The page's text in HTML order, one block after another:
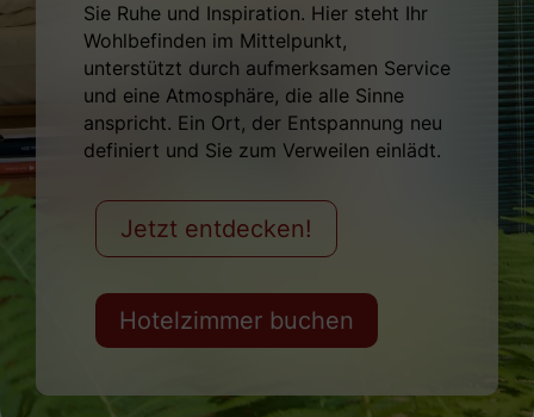
Sie Ruhe und Inspiration. Hier steht Ihr
Wohlbefinden im Mittelpunkt,
unterstützt durch aufmerksamen Service
und eine Atmosphäre, die alle Sinne
anspricht. Ein Ort, der Entspannung neu
definiert und Sie zum Verweilen einlädt.
Jetzt entdecken!
Hotelzimmer buchen